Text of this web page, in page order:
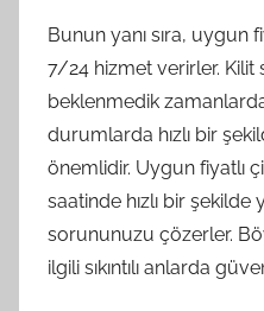
Bunun yanı sıra, uygun
7/24 hizmet verirler. Kilit
beklenmedik
durumlarda hızlı bir
önemlidir. Uygun fiyatlı
saatinde hızlı bir şekilde
sorununuzu çözerler.
ilgili sıkıntılı anlarda